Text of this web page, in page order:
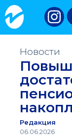
Новости
Редакция
06.06.2026